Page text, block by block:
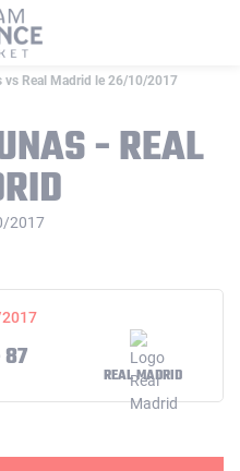
vs Real Madrid le 26/10/2017
- REAL
2017
REAL MADRID